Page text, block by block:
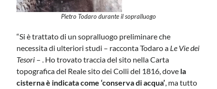
Pietro Todaro durante il sopralluogo
“Si è trattato di un sopralluogo preliminare che
necessita di ulteriori studi – racconta Todaro a Le Vie dei
Tesori – . Ho trovato traccia del sito nella Carta
topografica del Reale sito dei Colli del 1816, dove la
cisterna è indicata come ‘conserva di acqua’, ma tutto